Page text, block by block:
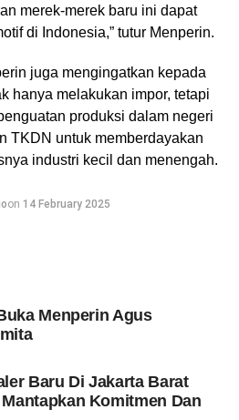
merek-merek baru ini dapat
di Indonesia,” tutur Menperin.
juga mengingatkan kepada
hanya melakukan impor, tetapi
produksi dalam negeri
TKDN untuk memberdayakan
industri kecil dan menengah.
on 14 February 2025
Menperin Agus
Baru Di Jakarta Barat
Komitmen Dan